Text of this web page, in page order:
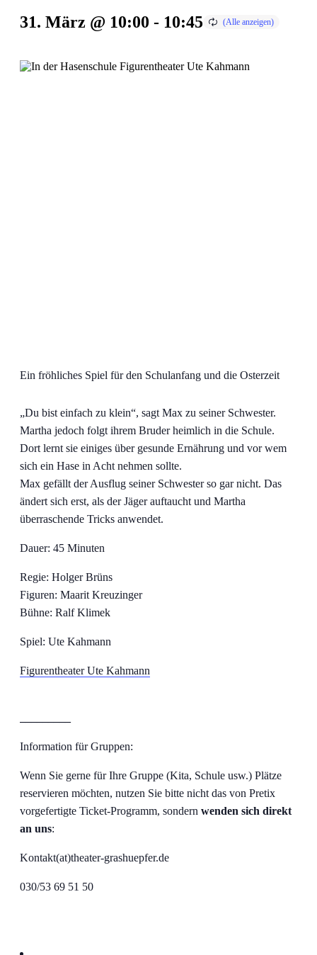
31. März @ 10:00 - 10:45
Ein fröhliches Spiel für den Schulanfang und die Osterzeit
„Du bist einfach zu klein“, sagt Max zu seiner Schwester.
Martha jedoch folgt ihrem Bruder heimlich in die Schule.
Dort lernt sie einiges über gesunde Ernährung und vor wem
sich ein Hase in Acht nehmen sollte.
Max gefällt der Ausflug seiner Schwester so gar nicht. Das
ändert sich erst, als der Jäger auftaucht und Martha
überraschende Tricks anwendet.
Dauer: 45 Minuten
Regie: Holger Brüns
Figuren: Maarit Kreuzinger
Bühne: Ralf Klimek
Spiel: Ute Kahmann
Figurentheater Ute Kahmann
Information für Gruppen:
Wenn Sie gerne für Ihre Gruppe (Kita, Schule usw.) Plätze
reservieren möchten, nutzen Sie bitte nicht das von Pretix
vorgefertigte Ticket-Programm, sondern wenden sich direkt
an uns:
Kontakt(at)theater-grashuepfer.de
030/53 69 51 50